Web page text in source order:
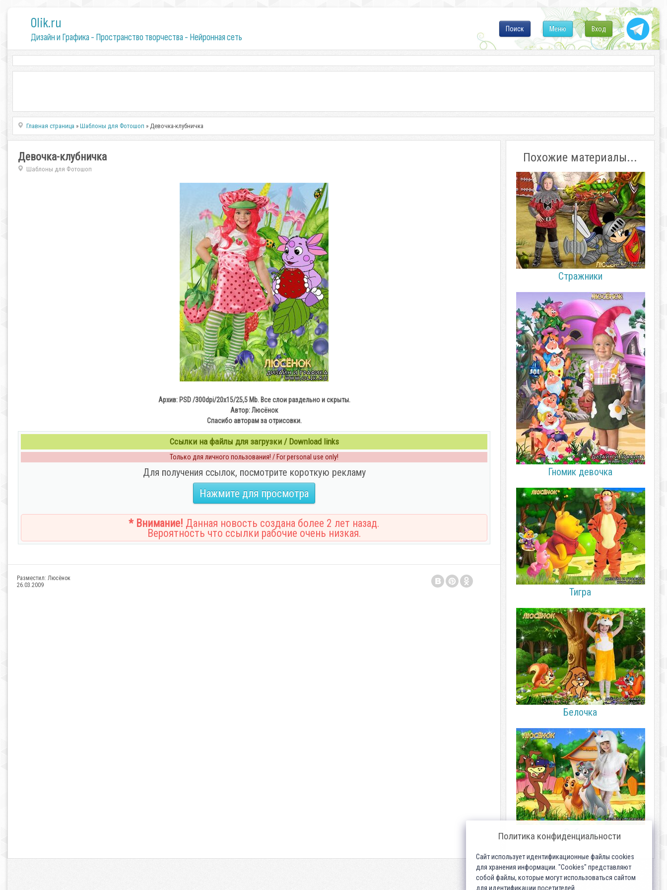
0lik.ru
Дизайн и Графика - Пространство творчества - Нейронная сеть
Вход
Меню
Поиск
Главная страница »Шаблоны для Фотошоп » Девочка-клубничка
Девочка-клубничка
Шаблоны для Фотошоп
Архив: PSD /300dpi/20х15/25,5 Мb. Все слои раздельно и скрыты.
Автор: Люсёнок
Спасибо авторам за отрисовки.
Ссылки на файлы для загрузки / Download links
Только для личного пользования! / For personal use only!
Для получения ссылок, посмотрите короткую рекламу
Нажмите для просмотра
* Внимание! Данная новость создана более 2 лет назад.
Вероятность что ссылки рабочие очень низкая.
Разместил: Люсёнок
26.03.2009
Похожие материалы...
Стражники
Гномик девочка
Тигра
Белочка
Собачка
Политика конфиденциальности
Сайт использует идентификационные файлы cookies
для хранения информации. "Cookies" представляют
собой файлы, которые могут использоваться сайтом
для идентификации посетителей...